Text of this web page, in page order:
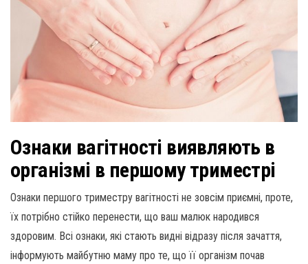
Ознаки вагітності виявляють в
організмі в першому триместрі
Ознаки першого триместру вагітності не зовсім приємні, проте,
їх потрібно стійко перенести, що ваш малюк народився
здоровим. Всі ознаки, які стають видні відразу після зачаття,
інформують майбутню маму про те, що її організм почав